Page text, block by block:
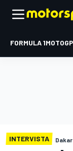
FORMULA 1MOTOGP
INTERVISTA Dakar